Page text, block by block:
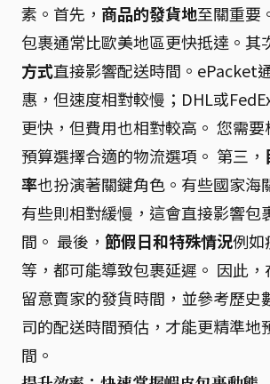
素。首先， 商品的發貨地至關重要
包裹通常比歐美地區更快抵達。其
方式直接影響配送時間。ePacket
惠，但速度相對較慢；DHL或
更快，但費用也相對較高。 您需
預算選擇合適的物流選項。 第三，
率也扮演著關鍵角色。有些國家海
有些則相對緩慢，這會直接影響包
間。 最後， 節假日和特殊情況例如
等，都可能導致包裹延遲。 因此
留意賣家的發貨時間，並參考歷史
司的配送時間預估，才能更精準地
間。